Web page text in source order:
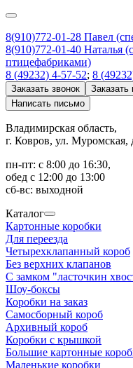
8(910)772-01-28 Павел
8(910)772-01-40 Наталья
птицефабриками)
8 (49232) 4-57-52; 8
Заказать звонок
Написать письмо
Владимирская область,
г. Ковров, ул. Муромская,
пн-пт: с 8:00 до 16:30,
обед с 12:00 до 13:00
сб-вс: выходной
Каталог
Картонные коробки
Для переезда
Четырехклапанный короб
Без верхних клапанов
С замком "ласточкин
Шоу-боксы
Коробки на заказ
Самосборный короб
Архивный короб
Коробки с крышкой
Большие картонные
Маленькие коробки